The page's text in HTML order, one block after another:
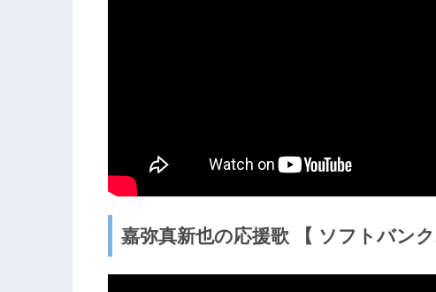
嘉弥真新也の応援歌 【 ソフトバン